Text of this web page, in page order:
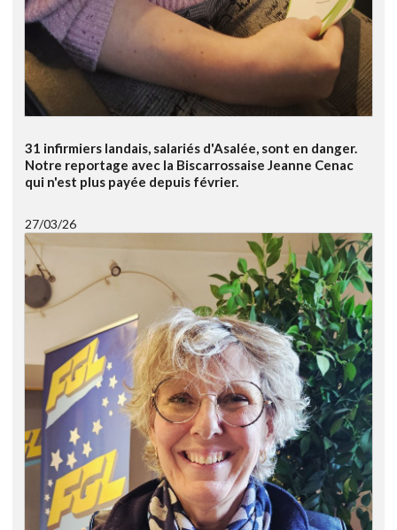
31 infirmiers landais, salariés d'Asalée, sont en danger.
Notre reportage avec la Biscarrossaise Jeanne Cenac
qui n'est plus payée depuis février.
27/03/26